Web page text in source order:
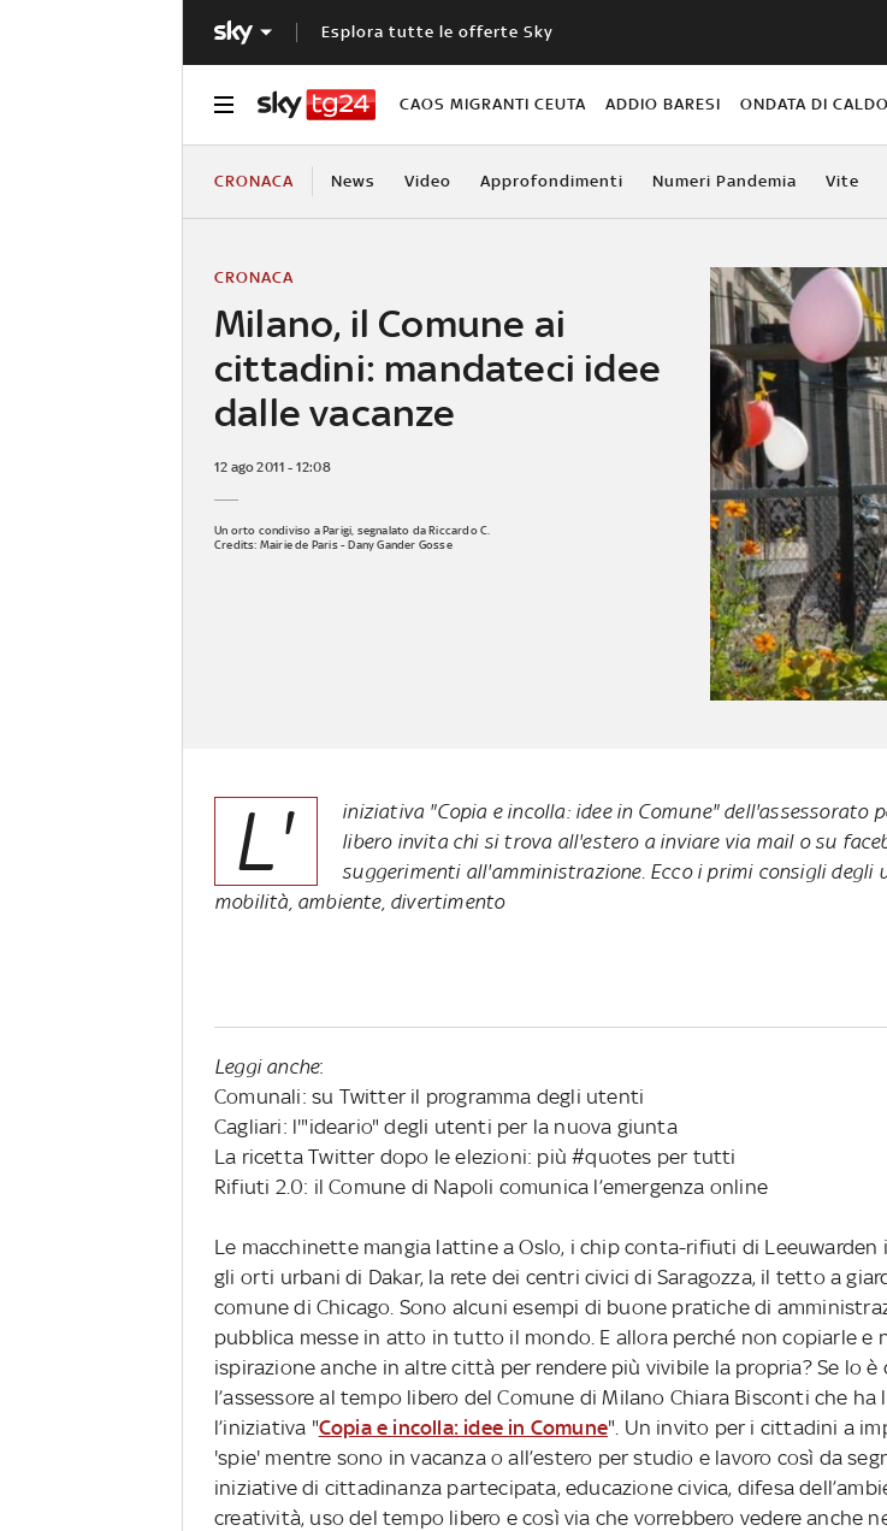
Esplora tutte le offerte Sky
CAOS MIGRANTI CEUTA ADDIO BARESI ONDATA DI CALDO
CRONACA News Video Approfondimenti Numeri Pandemia Vite
Milano, il Comune ai
cittadini: mandateci idee
dalle vacanze
CRONACA
12 ago 2011 - 12:08
Un orto condiviso a Parigi, segnalato da Riccardo C.
Credits: Mairie de Paris - Dany Gander Gosse
L'
iniziativa "Copia e incolla: idee in Comune" dell'assessorato
libero invita chi si trova all'estero a inviare via mail o su
suggerimenti all'amministrazione. Ecco i primi consigli degli
mobilità, ambiente, divertimento
Leggi anche:
Comunali: su Twitter il programma degli utenti
Cagliari: l'"ideario" degli utenti per la nuova giunta
La ricetta Twitter dopo le elezioni: più #quotes per tutti
Rifiuti 2.0: il Comune di Napoli comunica l’emergenza online
Le macchinette mangia lattine a Oslo, i chip conta-rifiuti di Leeuwarden
gli orti urbani di Dakar, la rete dei centri civici di Saragozza, il tetto a
comune di Chicago. Sono alcuni esempi di buone pratiche di
pubblica messe in atto in tutto il mondo. E allora perché non copiarle e
ispirazione anche in altre città per rendere più vivibile la propria? Se lo è
l’assessore al tempo libero del Comune di Milano Chiara Bisconti che ha
l’iniziativa "Copia e incolla: idee in Comune". Un invito per i cittadini a
'spie' mentre sono in vacanza o all’estero per studio e lavoro così da
iniziative di cittadinanza partecipata, educazione civica, difesa
creatività, uso del tempo libero e così via che vorrebbero vedere anche